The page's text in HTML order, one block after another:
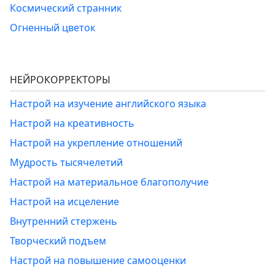
Космический странник
Огненный цветок
НЕЙРОКОРРЕКТОРЫ
Настрой на изучение английского языка
Настрой на креативность
Настрой на укрепление отношений
Мудрость тысячелетий
Настрой на материальное благополучие
Настрой на исцеление
Внутренний стержень
Творческий подъем
Настрой на повышение самооценки